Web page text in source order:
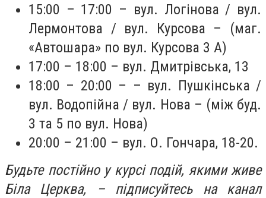
15:00 – 17:00 – вул. Логінова / вул.
Лермонтова / вул. Курсова – (маг.
«Автошара» по вул. Курсова 3 А)
17:00 – 18:00 – вул. Дмитрівська, 13
18:00 – 20:00 – – вул. Пушкінська /
вул. Водопійна / вул. Нова – (між буд.
3 та 5 по вул. Нова)
20:00 – 21:00 – вул. О. Гончара, 18-20.
Будьте постійно у курсі подій, якими живе
Біла Церква, – підписуйтесь на канал